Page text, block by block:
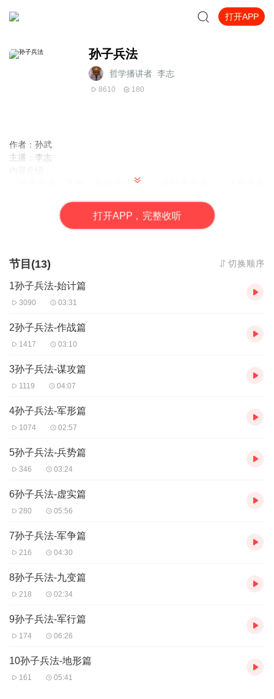
打开APP
孙子兵法
哲学播讲者_李志
8610 180
作者：孙武
主播：李志
《孙子兵法》又称《孙武兵法》、《吴孙子兵法》、《孙子兵
的军事著作，早于克劳塞维茨《战争论》约2300年，被誉为“兵学圣
典”。共有六千字左右，一共十三篇。作者为春秋时祖籍齐国乐安的
《孙子兵法》是中国古代军事文化遗产中的璀璨瑰宝，优秀传统文
化的重要组成部分，其内容博大精深，思想精邃富赡，逻辑缜密严
谨，是古代军事思想精华的集中体现。
《孙子兵法》被奉为兵家经典。诞生已有2500年历史，历代都有研
究。李世民说“观诸兵书，无出孙武”。兵法是谋略，谋略不是小花
招，而是大战略、大智慧。如今，《孙子兵法》已经走向世界。它
也被翻译成多种语言，在世界军事史上也具有重要的地位。汉代版
《孙子兵法》竹简1972年出土于临沂银雀山汉墓中。
打开APP，完整收听
节目(13) 切换顺序
1孙子兵法-始计篇
3090 03:31
2孙子兵法-作战篇
1417 03:10
3孙子兵法-谋攻篇
1119 04:07
4孙子兵法-军形篇
1074 02:57
5孙子兵法-兵势篇
346 03:24
6孙子兵法-虚实篇
280 05:56
7孙子兵法-军争篇
216 04:30
8孙子兵法-九变篇
218 02:34
9孙子兵法-军行篇
174 06:26
10孙子兵法-地形篇
161 05:41